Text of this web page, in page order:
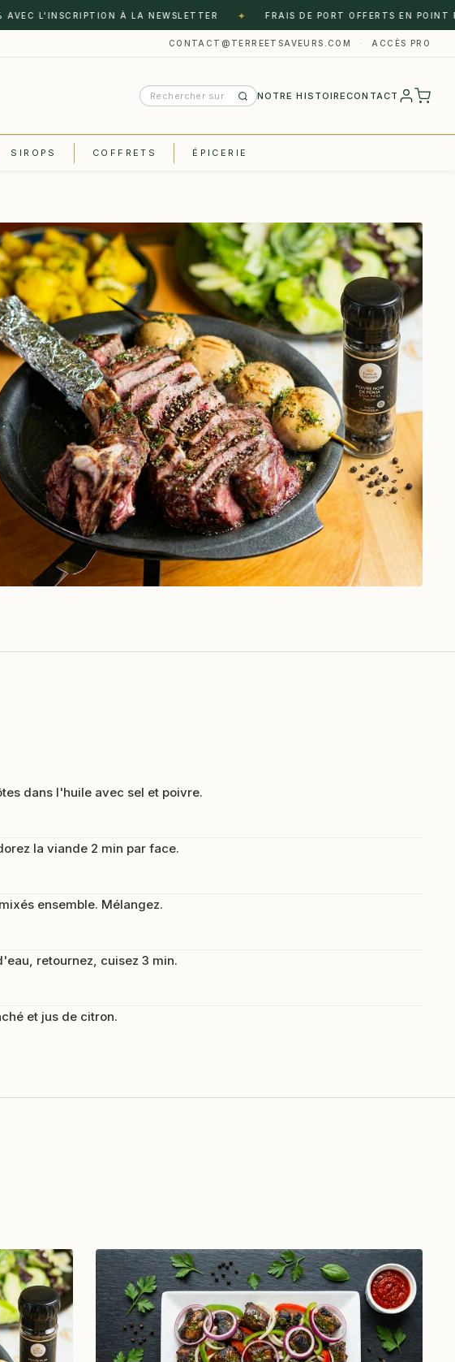
L'INSCRIPTION À LA NEWSLETTER ✦ FRAIS DE PORT OFFERTS EN POINT
CONTACT@TERREETSAVEURS.COM · ACCÈS PRO
NOTRE HISTOIRECONTACT
SIROPS COFFRETS ÉPICERIE
dans l'huile avec sel et poivre.
la viande 2 min par face.
ensemble. Mélangez.
retournez, cuisez 3 min.
et jus de citron.